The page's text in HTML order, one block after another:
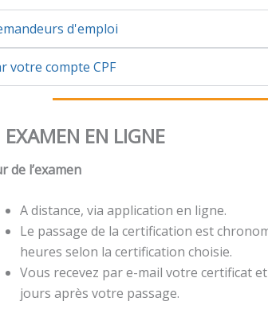
d'emploi
votre compte CPF
EXAMEN EN LIGNE
de l’examen
A distance, via application en ligne.
Le passage de la certification est
heures selon la certification choisie.
Vous recevez par e-mail votre certificat
jours après votre passage.